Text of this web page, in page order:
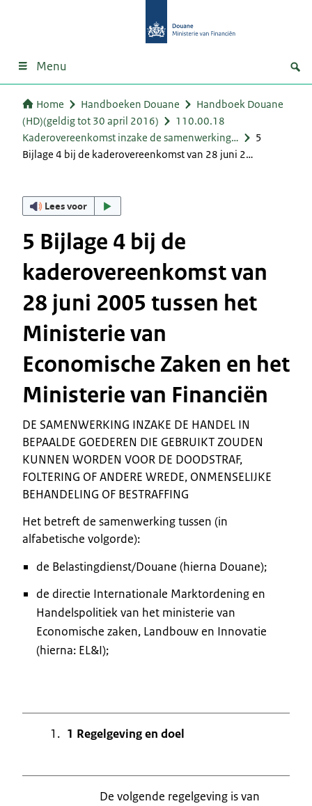
Menu
Home Handboeken Douane
Handboek Douane
(HD)(geldig tot 30 april 2016)
110.00.18
Kaderovereenkomst inzake de samenwerking…
5
Bijlage 4 bij de kaderovereenkomst van 28 juni 2…
Lees voor
5 Bijlage 4 bij de
kaderovereenkomst van
28 juni 2005 tussen het
Ministerie van
Economische Zaken en het
Ministerie van Financiën
DE SAMENWERKING INZAKE DE HANDEL IN
BEPAALDE GOEDEREN DIE GEBRUIKT ZOUDEN
KUNNEN WORDEN VOOR DE DOODSTRAF,
FOLTERING OF ANDERE WREDE, ONMENSELIJKE
BEHANDELING OF BESTRAFFING
Het betreft de samenwerking tussen (in
alfabetische volgorde):
de Belastingdienst/Douane (hierna Douane);
de directie Internationale Marktordening en
Handelspolitiek van het ministerie van
Economische zaken, Landbouw en Innovatie
(hierna: EL&I);
1 Regelgeving en doel
De volgende regelgeving is van